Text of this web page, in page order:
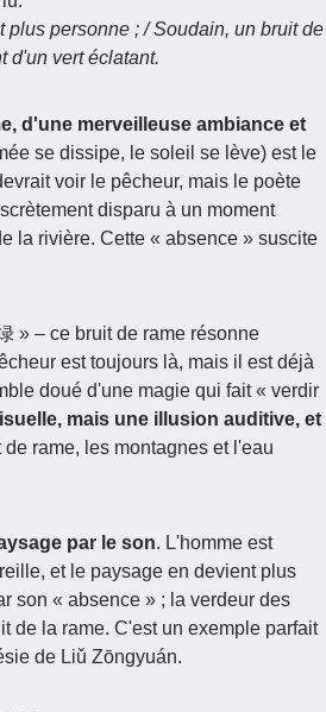
personne ; / Soudain, un bruit de
d'un vert éclatant.
d'une merveilleuse ambiance et
se dissipe, le soleil se lève) est le
voir le pêcheur, mais le poète
disparu à un moment
la rivière. Cette « absence » suscite
» – ce bruit de rame résonne
est toujours là, mais il est déjà
doué d'une magie qui fait « verdir
mais une illusion auditive, et
rame, les montagnes et l'eau
par le son. L'homme est
et le paysage en devient plus
son « absence » ; la verdeur des
de la rame. C'est un exemple parfait
de Liǔ Zōngyuán.